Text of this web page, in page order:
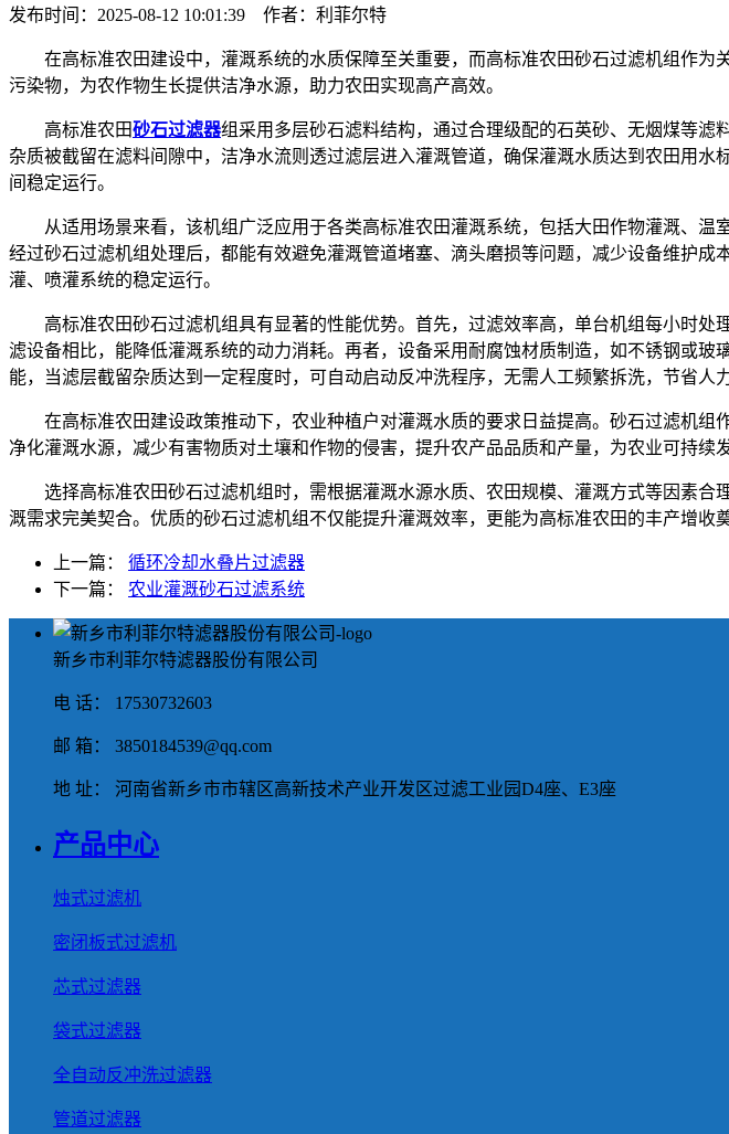
发布时间：2025-08-12 10:01:39 作者：利菲尔特
在高标准农田建设中，灌溉系统的水质保障至关重要，而高标准农田砂石过滤机组作
污染物，为农作物生长提供洁净水源，助力农田实现高产高效。
高标准农田砂石过滤器组采用多层砂石滤料结构，通过合理级配的石英砂、无烟煤等
杂质被截留在滤料间隙中，洁净水流则透过滤层进入灌溉管道，确保灌溉水质达到农田用
间稳定运行。
从适用场景来看，该机组广泛应用于各类高标准农田灌溉系统，包括大田作物灌溉、
经过砂石过滤机组处理后，都能有效避免灌溉管道堵塞、滴头磨损等问题，减少设备维护
灌、喷灌系统的稳定运行。
高标准农田砂石过滤机组具有显著的性能优势。首先，过滤效率高，单台机组每小时
滤设备相比，能降低灌溉系统的动力消耗。再者，设备采用耐腐蚀材质制造，如不锈钢或
能，当滤层截留杂质达到一定程度时，可自动启动反冲洗程序，无需人工频繁拆洗，节省人力
在高标准农田建设政策推动下，农业种植户对灌溉水质的要求日益提高。砂石过滤机
净化灌溉水源，减少有害物质对土壤和作物的侵害，提升农产品品质和产量，为农业可持续
选择高标准农田砂石过滤机组时，需根据灌溉水源水质、农田规模、灌溉方式等因素
溉需求完美契合。优质的砂石过滤机组不仅能提升灌溉效率，更能为高标准农田的丰产增收
上一篇： 循环冷却水叠片过滤器
下一篇： 农业灌溉砂石过滤系统
新乡市利菲尔特滤器股份有限公司
电 话： 17530732603
邮 箱： 3850184539@qq.com
地 址： 河南省新乡市市辖区高新技术产业开发区过滤工业园D4座、E3座
产品中心
烛式过滤机
密闭板式过滤机
芯式过滤器
袋式过滤器
全自动反冲洗过滤器
管道过滤器